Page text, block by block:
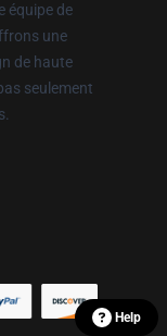
équipe de
une
de haute
seulement
Help